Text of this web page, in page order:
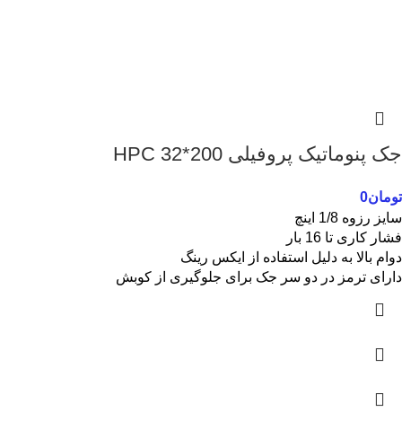
جک پنوماتیک پروفیلی 200*32 HPC
تومان0
سایز رزوه 1/8 اینچ
فشار کاری تا 16 بار
دوام بالا به دلیل استفاده از ایکس رینگ
دارای ترمز در دو سر جک برای جلوگیری از کوبش